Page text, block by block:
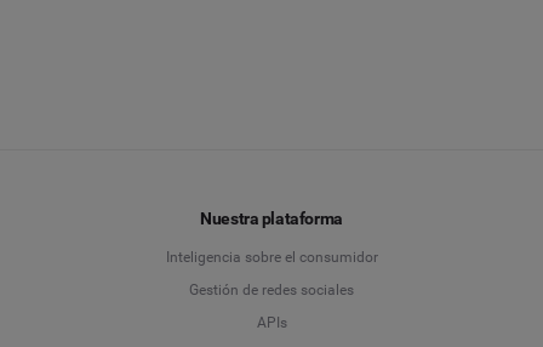
Nuestra plataforma
Inteligencia sobre el consumidor
Gestión de redes sociales
APIs